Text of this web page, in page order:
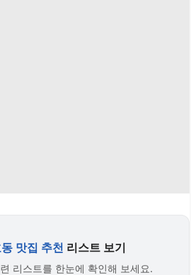
맛집 추천 리스트 보기
리스트를 한눈에 확인해 보세요.